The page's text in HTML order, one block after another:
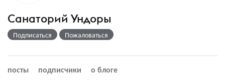
Санаторий Ундоры
Подписаться Пожаловаться
посты подписчики о блоге